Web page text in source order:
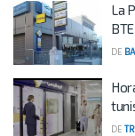
La
BTE
DE
DE